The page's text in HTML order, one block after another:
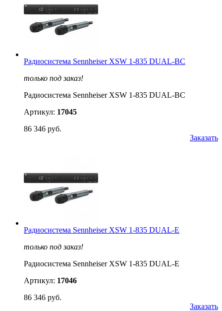
Радиосистема Sennheiser XSW 1-835 DUAL-BC
только под заказ!
Радиосистема Sennheiser XSW 1-835 DUAL-BC
Артикул: 17045
86 346 руб.
Заказать
Радиосистема Sennheiser XSW 1-835 DUAL-E
только под заказ!
Радиосистема Sennheiser XSW 1-835 DUAL-E
Артикул: 17046
86 346 руб.
Заказать